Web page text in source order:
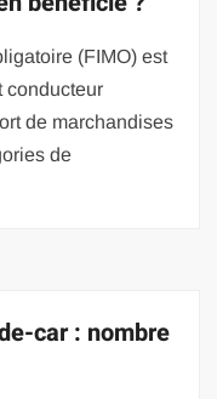
(FIMO) est
conducteur
de marchandises
de
car : nombre